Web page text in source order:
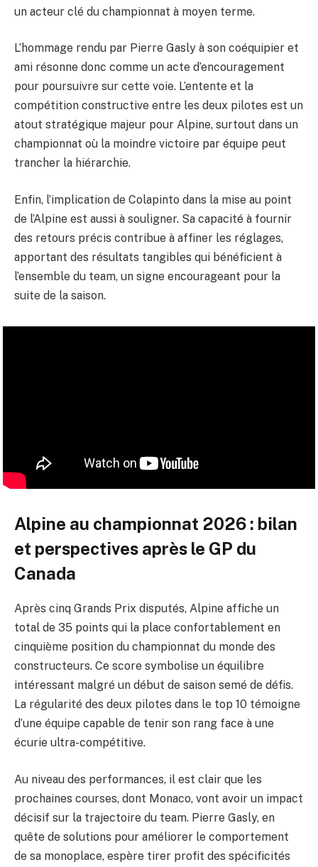
un acteur clé du championnat à moyen terme.
L’hommage rendu par Pierre Gasly à son coéquipier et
ami résonne donc comme un acte d’encouragement
pour poursuivre sur cette voie. L’entente et la
compétition constructive entre les deux pilotes est un
atout stratégique majeur pour Alpine, surtout dans un
championnat où la moindre victoire par équipe peut
trancher la hiérarchie.
Enfin, l’implication de Colapinto dans la mise au point
de l’Alpine est aussi à souligner. Sa capacité à fournir
des retours précis contribue à affiner les réglages,
apportant des résultats tangibles qui bénéficient à
l’ensemble du team, un signe encourageant pour la
suite de la saison.
Alpine au championnat 2026 : bilan
et perspectives après le GP du
Canada
Après cinq Grands Prix disputés, Alpine affiche un
total de 35 points qui la place confortablement en
cinquième position du championnat du monde des
constructeurs. Ce score symbolise un équilibre
intéressant malgré un début de saison semé de défis.
La régularité des deux pilotes dans le top 10 témoigne
d’une équipe capable de tenir son rang face à une
écurie ultra-compétitive.
Au niveau des performances, il est clair que les
prochaines courses, dont Monaco, vont avoir un impact
décisif sur la trajectoire du team. Pierre Gasly, en
quête de solutions pour améliorer le comportement
de sa monoplace, espère tirer profit des spécificités